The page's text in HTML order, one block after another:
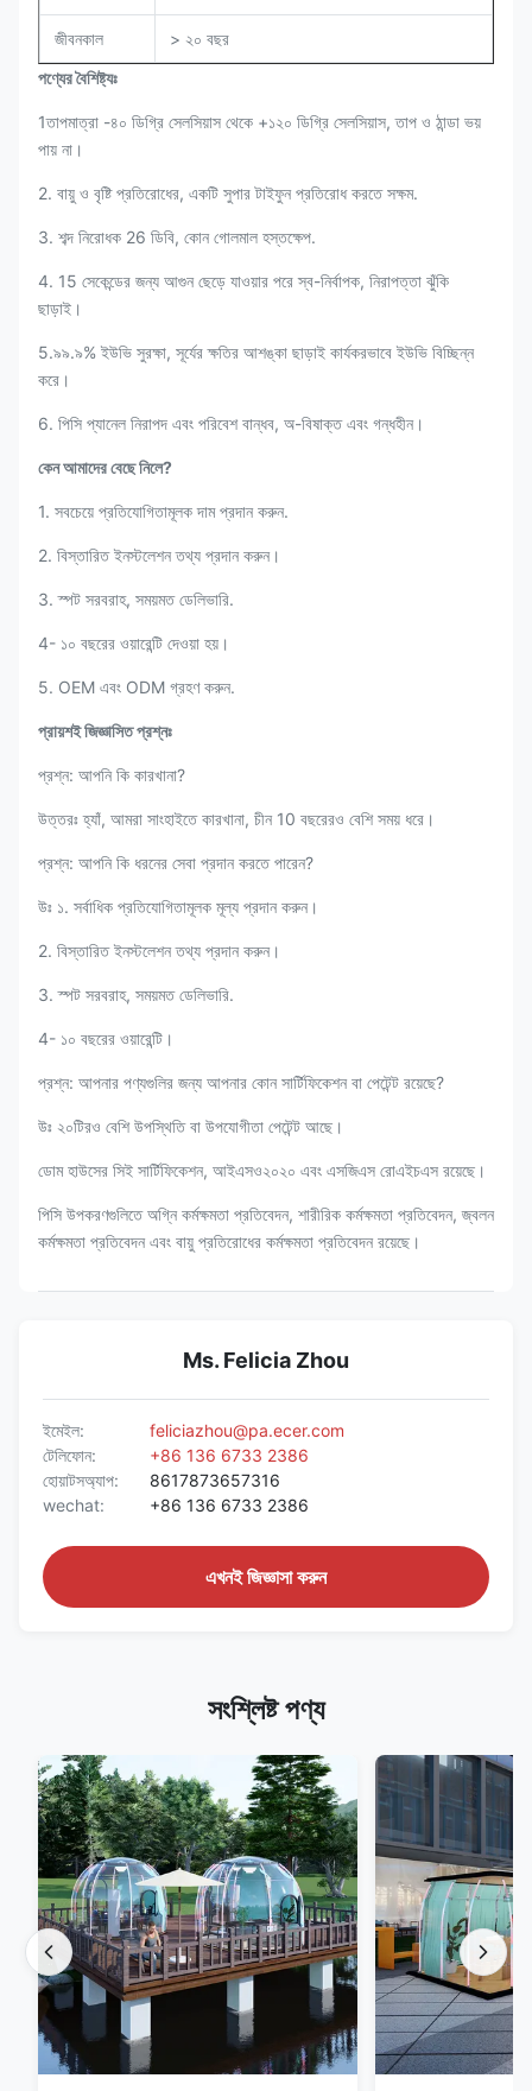
জীবনকাল
> ২০ বছর
পণ্যের বৈশিষ্ট্যঃ
1তাপমাত্রা -৪০ ডিগ্রি সেলসিয়াস থেকে +১২০ ডিগ্রি সেলসিয়াস, তাপ ও ঠান্ডা ভয়
পায় না।
2. বায়ু ও বৃষ্টি প্রতিরোধের, একটি সুপার টাইফুন প্রতিরোধ করতে সক্ষম.
3. শব্দ নিরোধক 26 ডিবি, কোন গোলমাল হস্তক্ষেপ.
4. 15 সেকেন্ডের জন্য আগুন ছেড়ে যাওয়ার পরে স্ব-নির্বাপক, নিরাপত্তা ঝুঁকি
ছাড়াই।
5.৯৯.৯% ইউভি সুরক্ষা, সূর্যের ক্ষতির আশঙ্কা ছাড়াই কার্যকরভাবে ইউভি বিচ্ছিন্ন
করে।
6. পিসি প্যানেল নিরাপদ এবং পরিবেশ বান্ধব, অ-বিষাক্ত এবং গন্ধহীন।
কেন আমাদের বেছে নিলে?
1. সবচেয়ে প্রতিযোগিতামূলক দাম প্রদান করুন.
2. বিস্তারিত ইনস্টলেশন তথ্য প্রদান করুন।
3. স্পট সরবরাহ, সময়মত ডেলিভারি.
4- ১০ বছরের ওয়ারেন্টি দেওয়া হয়।
5. OEM এবং ODM গ্রহণ করুন.
প্রায়শই জিজ্ঞাসিত প্রশ্নঃ
প্রশ্ন: আপনি কি কারখানা?
উত্তরঃ হ্যাঁ, আমরা সাংহাইতে কারখানা, চীন 10 বছরেরও বেশি সময় ধরে।
প্রশ্ন: আপনি কি ধরনের সেবা প্রদান করতে পারেন?
উঃ ১. সর্বাধিক প্রতিযোগিতামূলক মূল্য প্রদান করুন।
2. বিস্তারিত ইনস্টলেশন তথ্য প্রদান করুন।
3. স্পট সরবরাহ, সময়মত ডেলিভারি.
4- ১০ বছরের ওয়ারেন্টি।
প্রশ্ন: আপনার পণ্যগুলির জন্য আপনার কোন সার্টিফিকেশন বা পেটেন্ট রয়েছে?
উঃ ২০টিরও বেশি উপস্থিতি বা উপযোগীতা পেটেন্ট আছে।
ডোম হাউসের সিই সার্টিফিকেশন, আইএসও২০২০ এবং এসজিএস রোএইচএস রয়েছে।
পিসি উপকরণগুলিতে অগ্নি কর্মক্ষমতা প্রতিবেদন, শারীরিক কর্মক্ষমতা প্রতিবেদন, জ্বলন
কর্মক্ষমতা প্রতিবেদন এবং বায়ু প্রতিরোধের কর্মক্ষমতা প্রতিবেদন রয়েছে।
Ms. Felicia Zhou
ইমেইল:
feliciazhou@pa.ecer.com
টেলিফোন:
+86 136 6733 2386
হোয়াটসঅ্যাপ:
8617873657316
wechat:
+86 136 6733 2386
এখনই জিজ্ঞাসা করুন
সংশ্লিষ্ট পণ্য